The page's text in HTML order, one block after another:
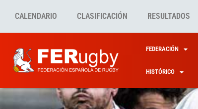
CALENDARIO CLASIFICACIÓN RESULTADOS
FEDERACIÓN
HISTÓRICO